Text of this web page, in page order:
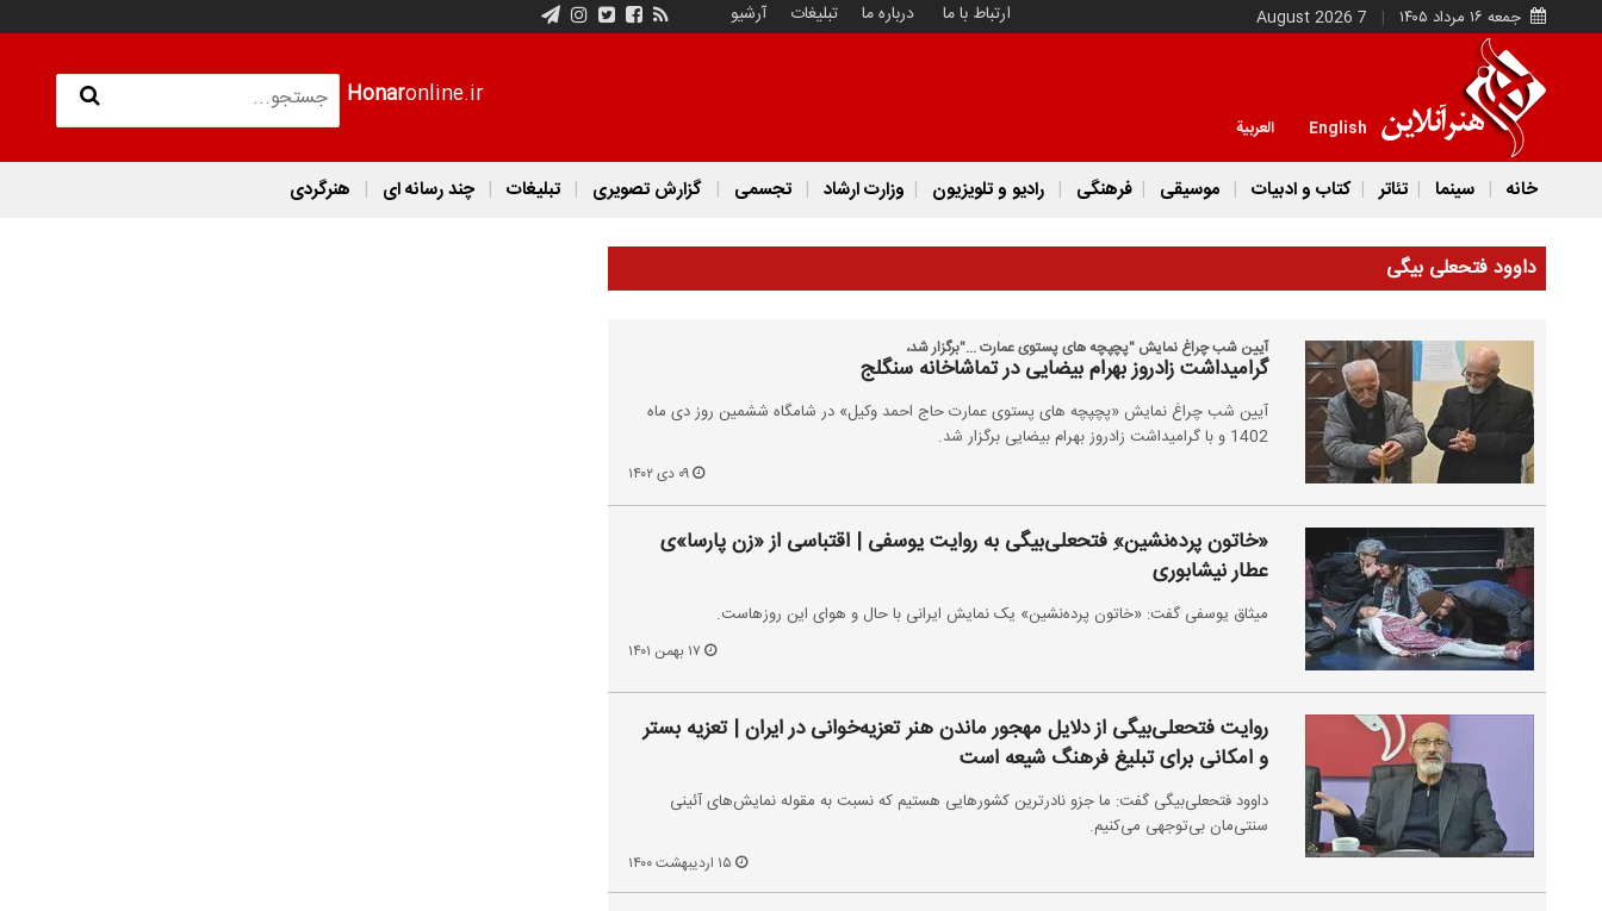
جمعه ۱۶ مرداد ۱۴۰۵ 7 August 2026 ارتباط با ما درباره ما تبلیغات آرشیو
Honaronline.ir
English العربية
خانه سینما تئاتر کتاب و ادبیات موسیقی فرهنگی رادیو و تلویزیون وزارت ارشاد تجسمی گزارش تصویری تبلیغات چند رسانه ای هنرگردی
داوود فتحعلی بیگی
آیین شب چراغ نمایش "پچپچه های پستوی عمارت ..."برگزار شد،
گرامیداشت زادروز بهرام بیضایی در تماشاخانه سنگلج
آیین شب چراغ نمایش «پچپچه های پستوی عمارت حاج احمد وکیل» در شامگاه ششمین روز دی ماه
1402 و با گرامیداشت زادروز بهرام بیضایی برگزار شد.
۰۹ دی ۱۴۰۲
«خاتون پرده‌نشین»ِ فتحعلی‌بیگی به روایت یوسفی | اقتباسی از «زن پارسا»ی
عطار نیشابوری
میثاق یوسفی گفت: «خاتون پرده‌نشین» یک نمایش ایرانی با حال و هوای این روزهاست.
روایت فتحعلی‌بیگی از دلایل مهجور ماندن هنر تعزیه‌خوانی در ایران | تعزیه بستر
و امکانی برای تبلیغ فرهنگ شیعه است
داوود فتحعلی‌بیگی گفت: ما جزو نادرترین کشورهایی هستیم که نسبت به مقوله نمایش‌های آئینی
سنتی‌مان بی‌توجهی می‌کنیم.